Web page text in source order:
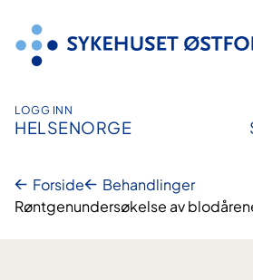
innhold
LOGG INN
HELSENORGE
Forside
Behandlinger
Røntgenundersøkelse av